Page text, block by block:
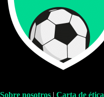
Sobre nosotros | Carta de ética